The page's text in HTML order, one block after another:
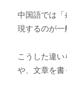
中国語では
現するのが一
こうした違
や、文章を書